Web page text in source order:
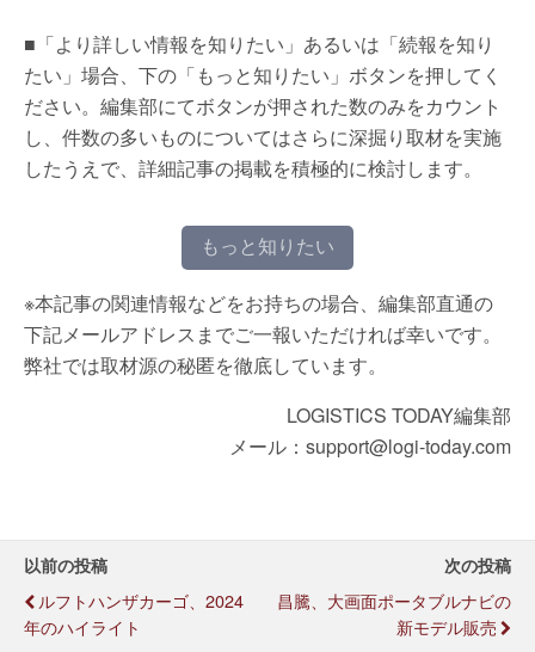
■「より詳しい情報を知りたい」あるいは「続報を知り
たい」場合、下の「もっと知りたい」ボタンを押してく
ださい。編集部にてボタンが押された数のみをカウント
し、件数の多いものについてはさらに深掘り取材を実施
したうえで、詳細記事の掲載を積極的に検討します。
もっと知りたい
※本記事の関連情報などをお持ちの場合、編集部直通の
下記メールアドレスまでご一報いただければ幸いです。
弊社では取材源の秘匿を徹底しています。
LOGISTICS TODAY編集部
メール：support@logi-today.com
以前の投稿
ルフトハンザカーゴ、2024
年のハイライト
次の投稿
昌騰、大画面ポータブルナビの
新モデル販売